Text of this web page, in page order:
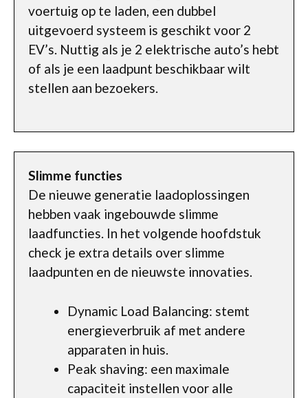
voertuig op te laden, een dubbel
uitgevoerd systeem is geschikt voor 2
EV’s. Nuttig als je 2 elektrische auto’s hebt
of als je een laadpunt beschikbaar wilt
stellen aan bezoekers.
Slimme functies
De nieuwe generatie laadoplossingen
hebben vaak ingebouwde slimme
laadfuncties. In het volgende hoofdstuk
check je extra details over slimme
laadpunten en de nieuwste innovaties.
Dynamic Load Balancing: stemt
energieverbruik af met andere
apparaten in huis.
Peak shaving: een maximale
capaciteit instellen voor alle